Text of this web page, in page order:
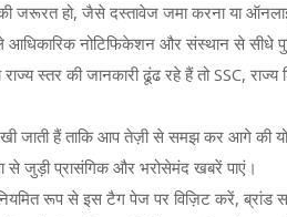
जरूरत हो, जैसे दस्तावेज जमा करना या
नोटिफिकेशन और संस्थान से सीधे
स्तर की जानकारी ढूंढ रहे हैं तो SSC, राज्य
जाती हैं ताकि आप तेज़ी से समझ कर आगे की
से जुड़ी प्रासंगिक और भरोसेमंद खबरें पाएं।
रूप से इस टैग पेज पर विज़िट करें, ब्रांड